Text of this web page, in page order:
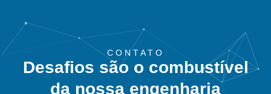
CONTATO
Desafios são o combustível
da nossa engenharia